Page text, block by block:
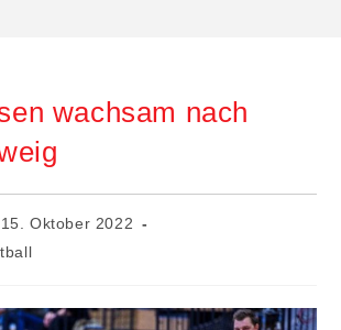
wachsam nach
15. Oktober 2022